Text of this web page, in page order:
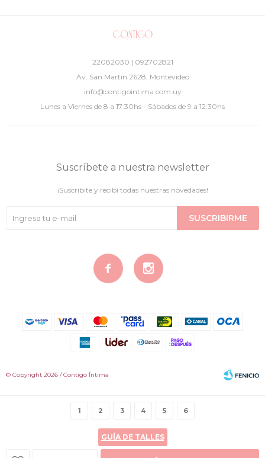
1 2 3 4 5 6
GUÍA DE TALLES
22082030 | 092702821
Av. San Martín 2628, Montevideo
info@contigointima.com.uy
Lunes a Viernes de 8 a 17:30hs - Sábados de 9 a 12:30hs
Suscríbete a nuestra newsletter
¡Suscribite y recibí todas nuestras novedades!
SUSCRIBIRME
 
© Copyright 2026 / Contigo Íntima